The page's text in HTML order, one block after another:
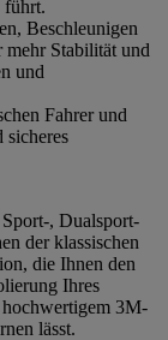
führt.
Beschleunigen
Stabilität und
und
Fahrer und
sicheres
, Dualsport-
der klassischen
die Ihnen den
Ihres
3M-
lässt.